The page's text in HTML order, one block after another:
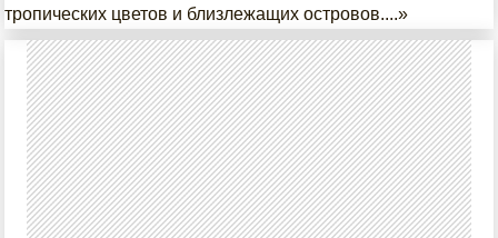
тропических цветов и близлежащих островов....»